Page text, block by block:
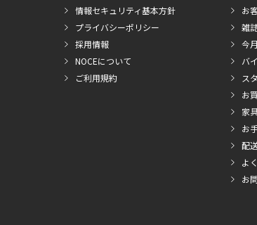
情報セキュリティ基本方針
プライバシーポリシー
採用情報
NOCEについて
ご利用規約
お
雑
今
バ
ス
お
家
お
配
よ
お